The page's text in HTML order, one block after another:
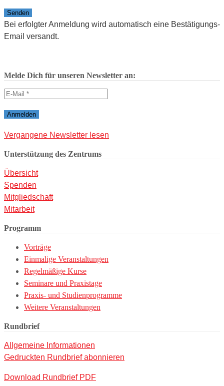
Bitte lasse dieses Feld leer.
Bei erfolgter Anmeldung wird automatisch eine Bestätigungs-
Email versandt.
Melde Dich für unseren Newsletter an:
Vergangene Newsletter lesen
Unterstützung des Zentrums
Übersicht
Spenden
Mitgliedschaft
Mitarbeit
Programm
Vorträge
Einmalige Veranstaltungen
Regelmäßige Kurse
Seminare und Praxistage
Praxis- und Studienprogramme
Weitere Veranstaltungen
Rundbrief
Allgemeine Informationen
Gedruckten Rundbrief abonnieren
Download Rundbrief PDF